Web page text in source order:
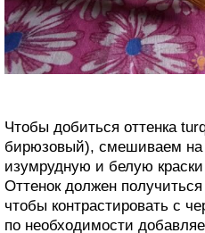
Чтобы добиться оттенка
бирюзовый), смешиваем
изумрудную и белую
Оттенок должен
чтобы контрастировать с
по необходимости